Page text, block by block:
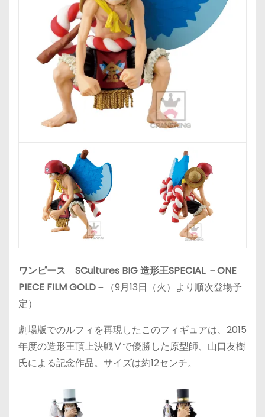
ワンピース SCultures BIG 造形王SPECIAL －ONE
PIECE FILM GOLD－ （9月13日（火）より順次登場予
定）
劇場版でのルフィを再現したこのフィギュアは、2015
年度の造形王頂上決戦Ⅴで優勝した原型師、山口友樹
氏による記念作品。サイズは約12センチ。